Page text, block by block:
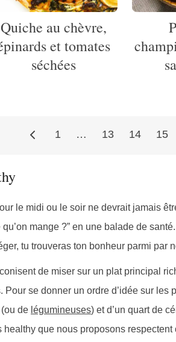
Quiche au chèvre,
et tomates
séchées
1 … 13 14 15
le midi ou le soir ne devrait jamais
qu’on mange ?” en une balade de
tu trouveras ton bonheur parmi par
de miser sur un plat principal
se donner un ordre d’idée sur
de légumineuses) et d’un quart de
healthy que nous proposons